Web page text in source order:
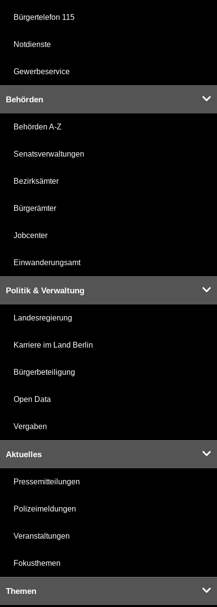
Bürgertelefon 115
Notdienste
Gewerbeservice
Behörden
Behörden A-Z
Senatsverwaltungen
Bezirksämter
Bürgerämter
Jobcenter
Einwanderungsamt
Politik & Verwaltung
Landesregierung
Karriere im Land Berlin
Bürgerbeteiligung
Open Data
Vergaben
Aktuelles
Pressemitteilungen
Polizeimeldungen
Veranstaltungen
Fokusthemen
Themen